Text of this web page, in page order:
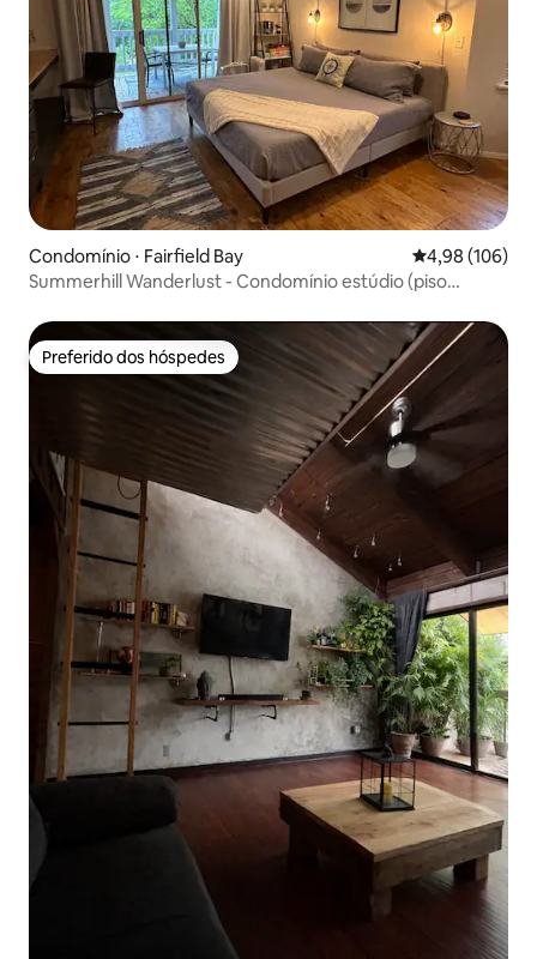
Condomínio ⋅ Fairfield Bay 4,98 de uma
4,98 (106)
Summerhill Wanderlust - Condomínio estúdio (piso
Preferido dos hóspedes
Preferido dos hóspedes